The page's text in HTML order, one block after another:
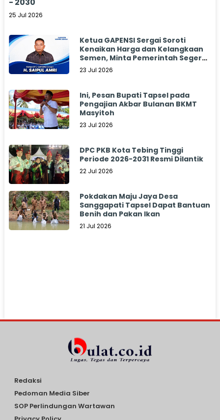
25 Jul 2026
Ketua GAPENSI Sergai Soroti
Kenaikan Harga dan Kelangkaan
Semen, Minta Pemerintah Segera
Bertindak
23 Jul 2026
Ini, Pesan Bupati Tapsel pada
Pengajian Akbar Bulanan BKMT
Masyitoh
23 Jul 2026
DPC PKB Kota Tebing Tinggi
Periode 2026-2031 Resmi Dilantik
22 Jul 2026
Pokdakan Maju Jaya Desa
Sanggapati Tapsel Dapat Bantuan
Benih dan Pakan Ikan
21 Jul 2026
Redaksi
Pedoman Media Siber
SOP Perlindungan Wartawan